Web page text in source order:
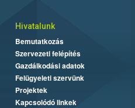
Hivatalunk
Bemutatkozás
Szervezeti felépítés
Gazdálkodási adatok
Felügyeleti szervünk
Projektek
Kapcsolódó linkek